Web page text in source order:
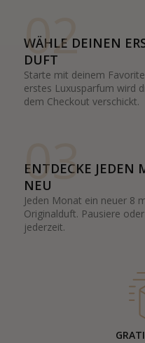
02
WÄHLE DEINEN
DUFT
Starte mit deinem
erstes Luxusparfum wird
dem Checkout verschickt.
03
ENTDECKE JEDEN
NEU
Jeden Monat ein neuer 8
Originalduft. Pausiere
jederzeit.